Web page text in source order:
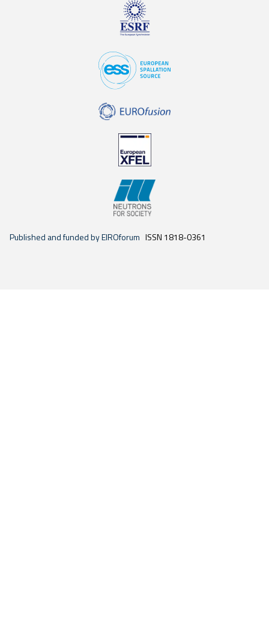
Published and funded by EIROforum ISSN 1818-0361